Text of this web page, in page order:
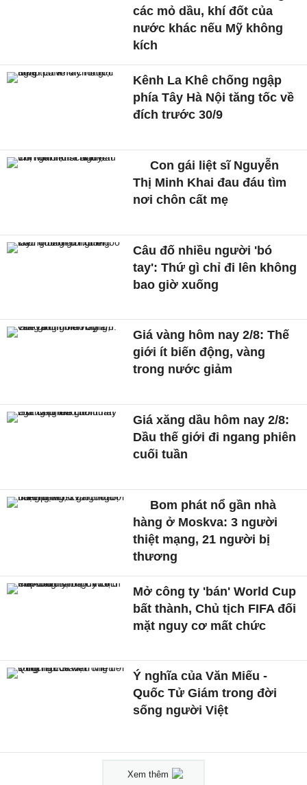
các mỏ dầu, khí đốt của
nước khác nếu Mỹ không
kích
Kênh La Khê chống ngập
phía Tây Hà Nội tăng tốc về
đích trước 30/9
Con gái liệt sĩ Nguyễn
Thị Minh Khai đau đáu tìm
nơi chôn cất mẹ
Câu đố nhiều người 'bó
tay': Thứ gì chỉ đi lên không
bao giờ xuống
Giá vàng hôm nay 2/8: Thế
giới ít biến động, vàng
trong nước giảm
Giá xăng dầu hôm nay 2/8:
Dầu thế giới đi ngang phiên
cuối tuần
Bom phát nổ gần nhà
hàng ở Moskva: 3 người
thiệt mạng, 21 người bị
thương
Mở công ty 'bán' World Cup
bất thành, Chủ tịch FIFA đối
mặt nguy cơ mất chức
Ý nghĩa của Văn Miếu -
Quốc Tử Giám trong đời
sống người Việt
Xem thêm